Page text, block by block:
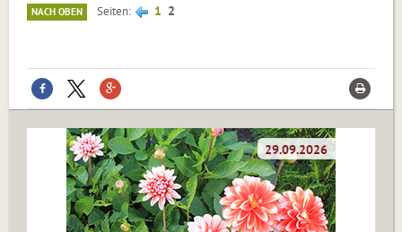
NACH OBEN Seiten 1 2